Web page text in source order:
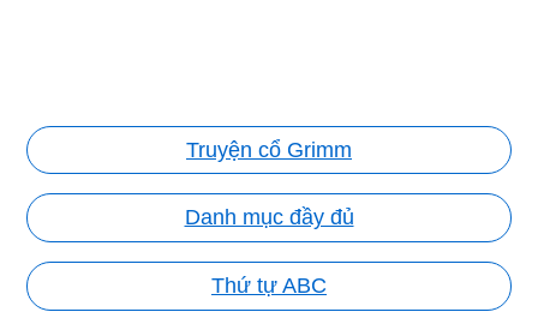
Truyện cổ Grimm
Danh mục đầy đủ
Thứ tự ABC